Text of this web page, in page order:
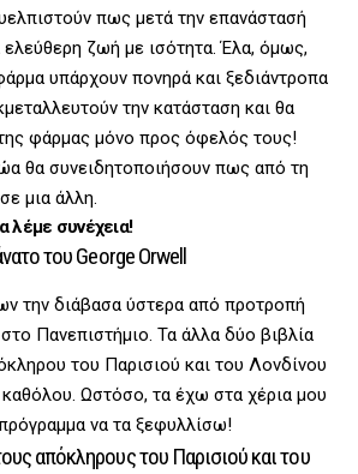
πως μετά την επανάστασή
ελεύθερη ζωή με ισότητα. Έλα, όμως,
υπάρχουν πονηρά και ξεδιάντροπα
την κατάσταση και θα
φάρμας μόνο προς όφελός τους!
θα συνειδητοποιήσουν πως από τη
μια άλλη.
λέμε συνέχεια!
του George Orwell
την διάβασα ύστερα από προτροπή
Πανεπιστήμιο. Τα άλλα δύο βιβλία
του Παρισιού και του Λονδίνου
καθόλου. Ωστόσο, τα έχω στα χέρια μου
να τα ξεφυλλίσω!
απόκληρους του Παρισιού και του